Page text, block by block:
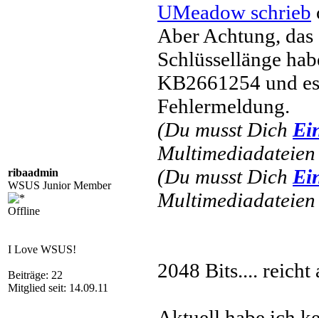
ribaadmin
WSUS Junior Member
Offline
I Love WSUS!
Beiträge: 22
Mitglied seit: 14.09.11
UMeadow schrieb
Aber Achtung,
Schlüssellänge
KB2661254 und
Fehlermeldung.
(Du musst Dich
(Du musst Dich
2048 Bits.... reicht